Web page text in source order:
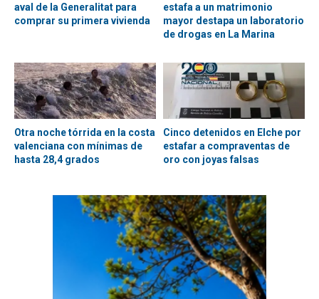
aval de la Generalitat para
comprar su primera vivienda
estafa a un matrimonio
mayor destapa un laboratorio
de drogas en La Marina
Otra noche tórrida en la costa
valenciana con mínimas de
hasta 28,4 grados
Cinco detenidos en Elche por
estafar a compraventas de
oro con joyas falsas